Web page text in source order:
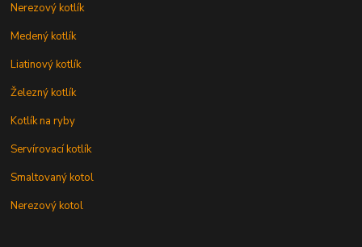
Nerezový kotlík
Medený kotlík
Liatinový kotlík
Železný kotlík
Kotlík na ryby
Servírovací kotlík
Smaltovaný kotol
Nerezový kotol